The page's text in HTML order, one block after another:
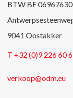
BTW BE
9041 Oostakker
T +32 (0)9 226 60
verkoop@odm.eu